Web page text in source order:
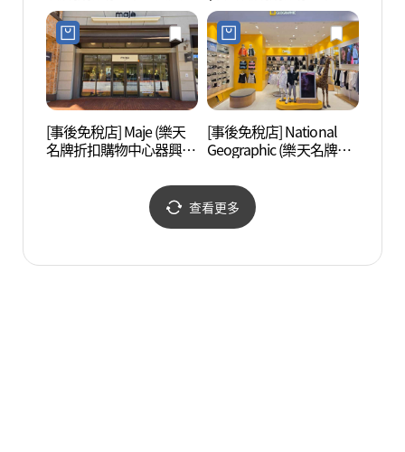
店)(소다 롯데프리미엄아
울렛 기흥점)
器興店)(더아이잗 롯데프
리미엄아울렛 기흥점)
[事後免稅店] Maje (樂天
名牌折扣購物中心器興
[事後免稅店] National
Geographic (樂天名牌折
널지오그래픽키즈 롯데
프리미엄아울렛 기흥점)
查看更多